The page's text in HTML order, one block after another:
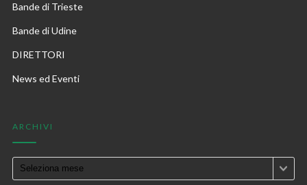
Bande di Trieste
Bande di Udine
DIRETTORI
News ed Eventi
ARCHIVI